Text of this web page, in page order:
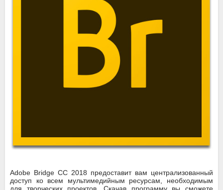
Adobe Bridge CC 2018 предоставит вам централизованный
доступ ко всем мультимедийным ресурсам, необходимым
для творческих проектов. Скачав программу вы сможете